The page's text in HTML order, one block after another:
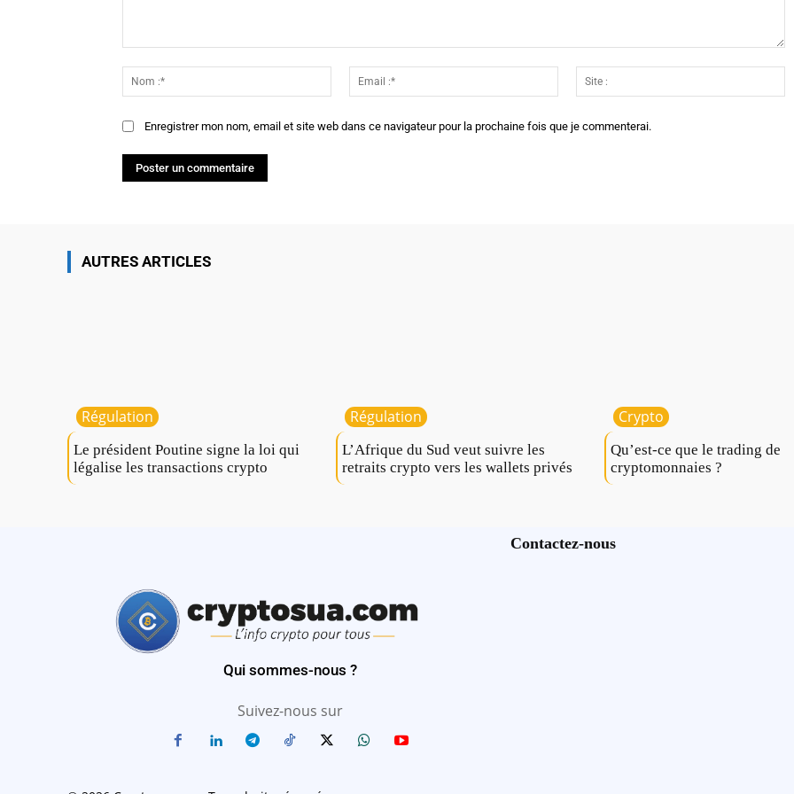
:*
Email
:*
:
Enregistrer mon nom, email et site web dans ce navigateur pour la prochaine fois que je commenterai.
AUTRES ARTICLES
Régulation
Le président Poutine signe la loi qui
légalise les transactions crypto
Régulation
L’Afrique du Sud veut suivre les
retraits crypto vers les wallets privés
Crypto
Qu’est-ce que le trading de
cryptomonnaies ?
Qui sommes-nous ?
Suivez-nous sur
Contactez-nous